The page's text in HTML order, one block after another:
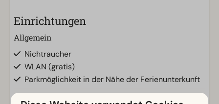
Einrichtungen
Allgemein
Nichtraucher
WLAN (gratis)
Parkmöglichkeit in der Nähe der Ferienunterkunft